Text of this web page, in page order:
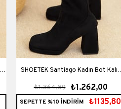
SHOETEK Santiago Kadın Bot Kalın
Topuklu Taşlı Siyah Süet
₺1.262,00
₺1.364,89
SEPETTE %10 İNDİRİM ₺1135,80